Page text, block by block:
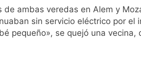
oficial de Ley de Propiedad
Cayetano
ambas veredas en Alem y
sin servicio eléctrico por el
pequeño», se quejó una vecina,